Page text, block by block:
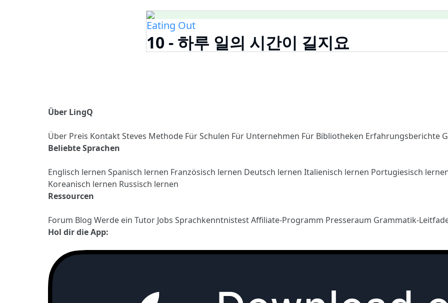
Eating Out
10 - 하루 일의 시간이 길지요
Über LingQ
Über Preis KontaktSteves Methode Für Schulen Für Unternehmen Für Bibliotheken Erfahrungsberichte
Beliebte Sprachen
Englisch lernen Spanisch lernen Französisch lernen Deutsch lernen Italienisch lernen Portugiesisch
Koreanisch lernen Russisch lernen
Ressourcen
Forum Blog Werde ein Tutor Jobs SprachkenntnistestAffiliate-Programm Presseraum Grammatik-
Hol dir die App: